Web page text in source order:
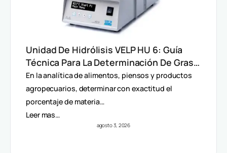
Unidad De Hidrólisis VELP HU 6: Guía
Técnica Para La Determinación De Grasa
Total En Alimentos
En la analítica de alimentos, piensos y productos
agropecuarios, determinar con exactitud el
porcentaje de materia…
Leer mas…
agosto 3, 2026